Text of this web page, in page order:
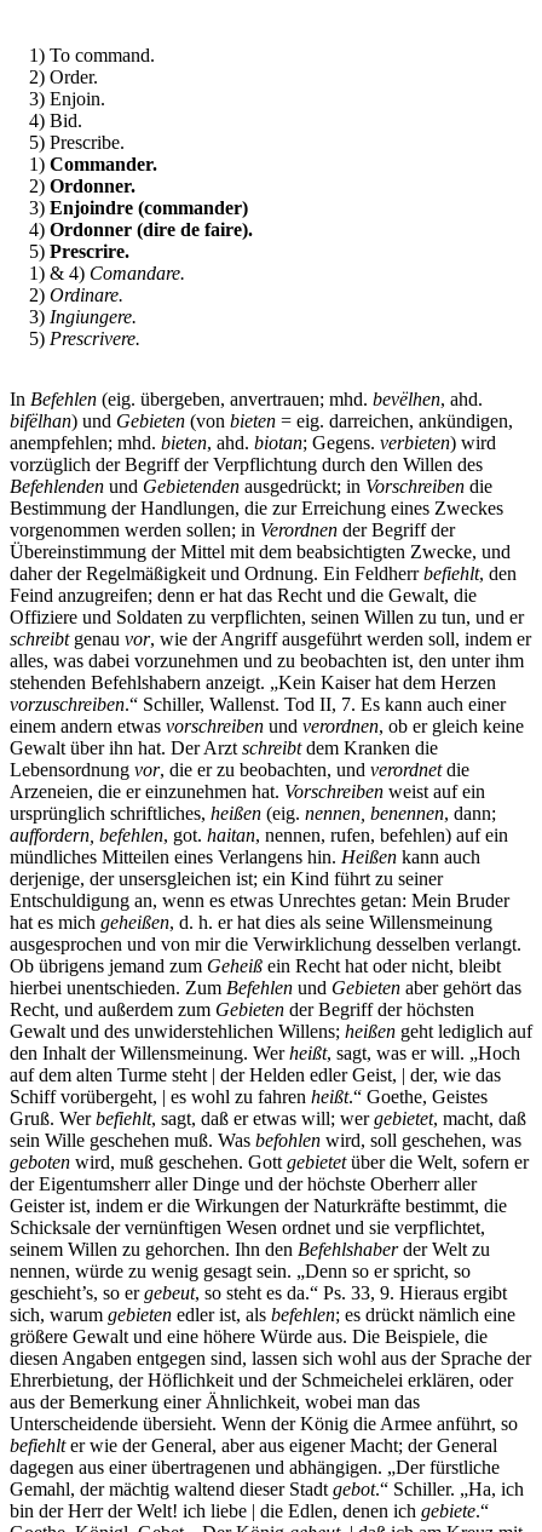
1) To command.
2) Order.
3) Enjoin.
4) Bid.
5) Prescribe.
1) Commander.
2) Ordonner.
3) Enjoindre (commander)
4) Ordonner (dire de faire).
5) Prescrire.
1) & 4) Comandare.
2) Ordinare.
3) Ingiungere.
5) Prescrivere.
In Befehlen (eig. übergeben, anvertrauen; mhd. bevëlhen, ahd.
bifëlhan) und Gebieten (von bieten = eig. darreichen, ankündigen,
anempfehlen; mhd. bieten, ahd. biotan; Gegens. verbieten) wird
vorzüglich der Begriff der Verpflichtung durch den Willen des
Befehlenden und Gebietenden ausgedrückt; in Vorschreiben die
Bestimmung der Handlungen, die zur Erreichung eines Zweckes
vorgenommen werden sollen; in Verordnen der Begriff der
Übereinstimmung der Mittel mit dem beabsichtigten Zwecke, und
daher der Regelmäßigkeit und Ordnung. Ein Feldherrbefiehlt, den
Feind anzugreifen; denn er hat das Recht und die Gewalt, die
Offiziere und Soldaten zu verpflichten, seinen Willen zu tun, und er
schreibtgenau vor, wie der Angriff ausgeführt werden soll, indem er
alles, was dabei vorzunehmen und zu beobachten ist, den unter ihm
stehenden Befehlshabern anzeigt. „Kein Kaiser hat dem Herzen
vorzuschreiben.“ Schiller, Wallenst. Tod II, 7. Es kann auch einer
einem andern etwas vorschreiben und verordnen, ob er gleich keine
Gewalt über ihn hat. Der Arzt schreibtdem Kranken die
Lebensordnung vor, die er zu beobachten, und verordnetdie
Arzeneien, die er einzunehmen hat. Vorschreiben weist auf ein
ursprünglich schriftliches, heißen (eig. nennen, benennen, dann;
auffordern, befehlen, got. haitan, nennen, rufen, befehlen) auf ein
mündliches Mitteilen eines Verlangens hin. Heißen kann auch
derjenige, der unsersgleichen ist; ein Kind führt zu seiner
Entschuldigung an, wenn es etwas Unrechtes getan: Mein Bruder
hat es mich geheißen, d. h. er hat dies als seine Willensmeinung
ausgesprochen und von mir die Verwirklichung desselben verlangt.
Ob übrigens jemand zum Geheiß ein Recht hat oder nicht, bleibt
hierbei unentschieden. Zum Befehlen und Gebieten aber gehört das
Recht, und außerdem zum Gebieten der Begriff der höchsten
Gewalt und des unwiderstehlichen Willens; heißen geht lediglich auf
den Inhalt der Willensmeinung. Werheißt, sagt, was er will. „Hoch
auf dem alten Turme steht | der Helden edler Geist, | der, wie das
Schiff vorübergeht, | es wohl zu fahren heißt.“ Goethe, Geistes
Gruß. Werbefiehlt, sagt, daß er etwas will; wergebietet, macht, daß
sein Wille geschehen muß. Was befohlen wird, soll geschehen, was
geboten wird, muß geschehen. Gott gebietetüber die Welt, sofern er
der Eigentumsherr aller Dinge und der höchste Oberherr aller
Geister ist, indem er die Wirkungen der Naturkräfte bestimmt, die
Schicksale der vernünftigen Wesen ordnet und sie verpflichtet,
seinem Willen zu gehorchen. Ihn den Befehlshaberder Welt zu
nennen, würde zu wenig gesagt sein. „Denn so er spricht, so
geschieht’s, so ergebeut, so steht es da.“ Ps. 33, 9. Hieraus ergibt
sich, warum gebieten edler ist, als befehlen; es drückt nämlich eine
größere Gewalt und eine höhere Würde aus. Die Beispiele, die
diesen Angaben entgegen sind, lassen sich wohl aus der Sprache der
Ehrerbietung, der Höflichkeit und der Schmeichelei erklären, oder
aus der Bemerkung einer Ähnlichkeit, wobei man das
Unterscheidende übersieht. Wenn der König die Armee anführt, so
befiehlter wie der General, aber aus eigener Macht; der General
dagegen aus einer übertragenen und abhängigen. „Der fürstliche
Gemahl, der mächtig waltend dieser Stadt gebot.“ Schiller. „Ha, ich
bin der Herr der Welt! ich liebe | die Edlen, denen ich gebiete.“